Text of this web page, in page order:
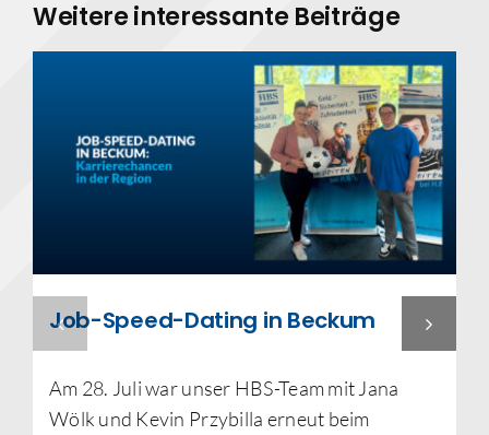
Weitere interessante Beiträge
Job-Speed-Dating in Beckum
Am 28. Juli war unser HBS-Team mit Jana
Wölk und Kevin Przybilla erneut beim